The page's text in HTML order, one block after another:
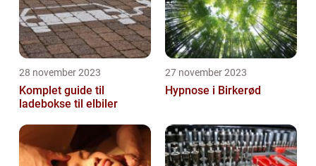
28 november 2023
Komplet guide til
ladebokse til elbiler
27 november 2023
Hypnose i Birkerød